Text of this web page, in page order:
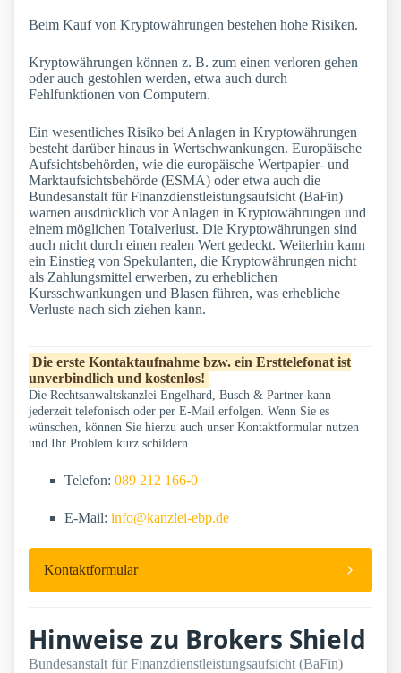
Beim Kauf von Kryptowährungen bestehen hohe Risiken.
Kryptowährungen können z. B. zum einen verloren gehen
oder auch gestohlen werden, etwa auch durch
Fehlfunktionen von Computern.
Ein wesentliches Risiko bei Anlagen in Kryptowährungen
besteht darüber hinaus in Wertschwankungen. Europäische
Aufsichtsbehörden, wie die europäische Wertpapier- und
Marktaufsichtsbehörde (ESMA) oder etwa auch die
Bundesanstalt für Finanzdienstleistungsaufsicht (BaFin)
warnen ausdrücklich vor Anlagen in Kryptowährungen und
einem möglichen Totalverlust. Die Kryptowährungen sind
auch nicht durch einen realen Wert gedeckt. Weiterhin kann
ein Einstieg von Spekulanten, die Kryptowährungen nicht
als Zahlungsmittel erwerben, zu erheblichen
Kursschwankungen und Blasen führen, was erhebliche
Verluste nach sich ziehen kann.
Die erste Kontaktaufnahme bzw. ein Ersttelefonat ist
unverbindlich und kostenlos!
Die Rechtsanwaltskanzlei Engelhard, Busch & Partner kann
jederzeit telefonisch oder per E-Mail erfolgen. Wenn Sie es
wünschen, können Sie hierzu auch unser Kontaktformular nutzen
und Ihr Problem kurz schildern.
Telefon: 089 212 166-0
E-Mail: info@kanzlei-ebp.de
Kontaktformular
Hinweise zu Brokers Shield
Bundesanstalt für Finanzdienstleistungsaufsicht (BaFin)